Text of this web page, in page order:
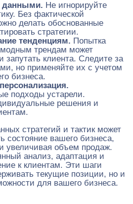
данными. Не игнорируйте
Без фактической
делать обоснованные
стратегии.
тенденциям. Попытка
трендам может
запутать клиента. Следите за
но применяйте их с учетом
бизнеса.
подходы устарели.
решения и
стратегий и тактик может
состояние вашего бизнеса,
увеличивая объем продаж.
анализ, адаптация и
к клиентам. Эти шаги
текущие позиции, но и
для вашего бизнеса.